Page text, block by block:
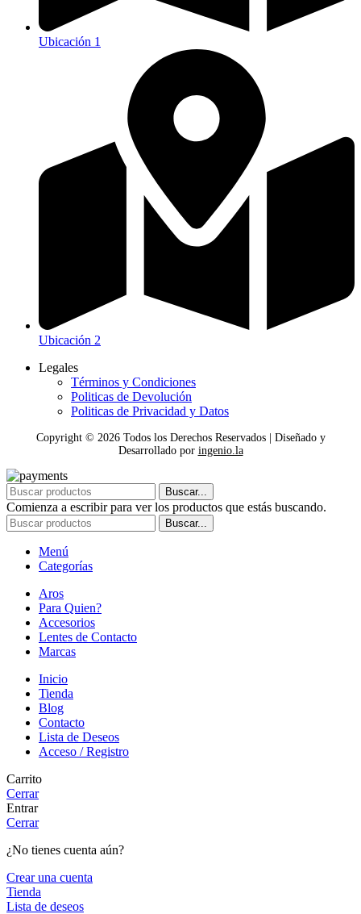
Ubicación 1
Ubicación 2
Legales
Términos y Condiciones
Politicas de Devolución
Politicas de Privacidad y Datos
Copyright © 2026Todos los Derechos Reservados | Diseñado y
Desarrollado por ingenio.la
Buscar...
Comienza a escribir para ver los productos que estás buscando.
Buscar...
Menú
Categorías
Aros
Para Quien?
Accesorios
Lentes de Contacto
Marcas
Inicio
Tienda
Blog
Contacto
Lista de Deseos
Acceso / Registro
Carrito
Cerrar
Entrar
Cerrar
¿No tienes cuenta aún?
Crear una cuenta
Tienda
Lista de deseos